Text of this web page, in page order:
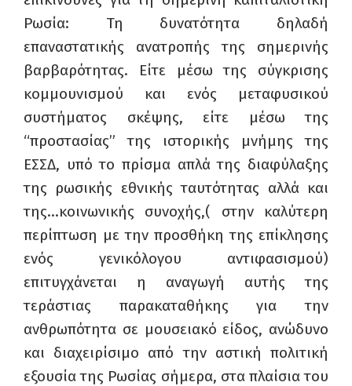
Ρωσία: Τη δυνατότητα δηλαδή
επαναστατικής ανατροπής της σημερινής
βαρβαρότητας. Είτε μέσω της σύγκρισης
κομμουνισμού και ενός μεταφυσικού
συστήματος σκέψης, είτε μέσω της
“προστασίας” της ιστορικής μνήμης της
ΕΣΣΔ, υπό το πρίσμα απλά της διαφύλαξης
της ρωσικής εθνικής ταυτότητας αλλά και
της…κοινωνικής συνοχής,( στην καλύτερη
περίπτωση με την προσθήκη της επίκλησης
ενός γενικόλογου αντιφασισμού)
επιτυγχάνεται η αναγωγή αυτής της
τεράστιας παρακαταθήκης για την
ανθρωπότητα σε μουσειακό είδος, ανώδυνο
και διαχειρίσιμο από την αστική πολιτική
εξουσία της Ρωσίας σήμερα, στα πλαίσια του